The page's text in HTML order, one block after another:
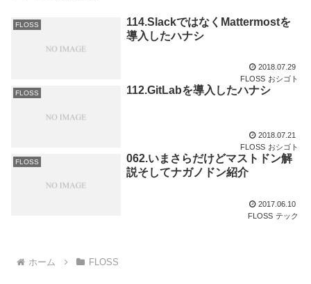
FLOSS
114.SlackではなくMattermostを
導入したハナシ
2018.07.29
FLOSS おシゴト
FLOSS 112.GitLabを導入したハナシ
2018.07.21
FLOSS おシゴト
FLOSS
062.いまさらだけどマストドン解
説そしてナガノドン紹介
2017.06.10
FLOSS テック
ホーム FLOSS